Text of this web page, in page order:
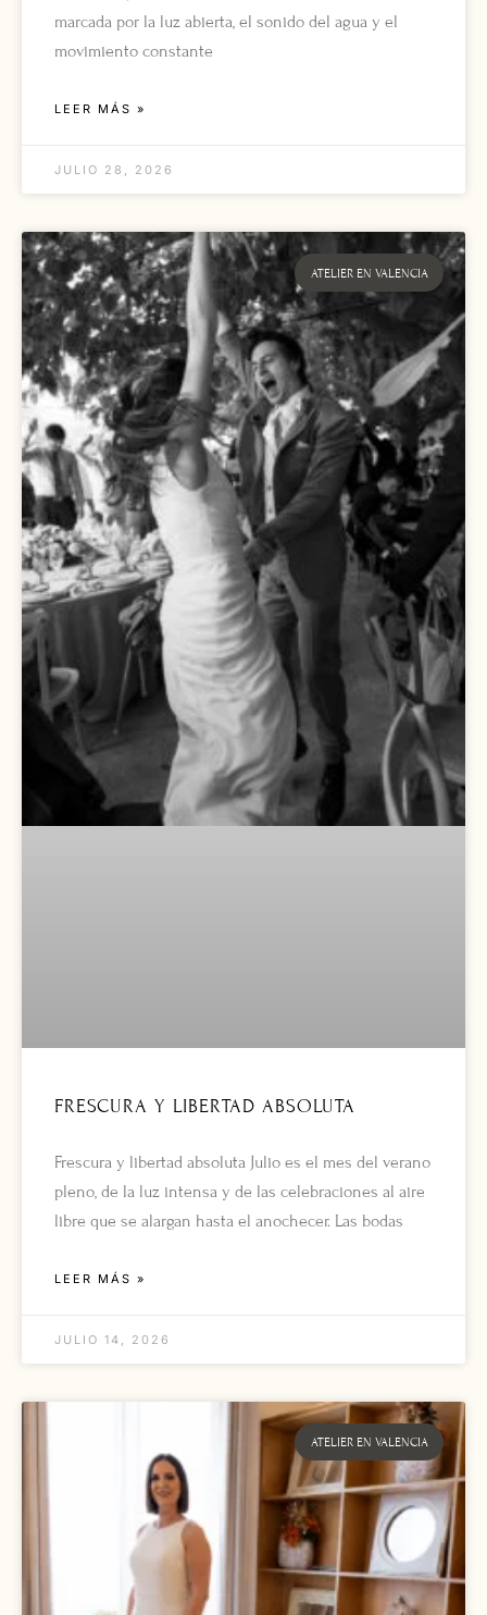
marcada por la luz abierta, el sonido del agua y el
movimiento constante
LEER MÁS »
JULIO 28, 2026
ATELIER EN VALENCIA
FRESCURA Y LIBERTAD ABSOLUTA
Frescura y libertad absoluta Julio es el mes del verano
pleno, de la luz intensa y de las celebraciones al aire
libre que se alargan hasta el anochecer. Las bodas
LEER MÁS »
JULIO 14, 2026
ATELIER EN VALENCIA